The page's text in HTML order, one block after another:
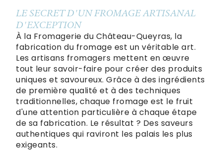
LE SECRET D'UN FROMAGE ARTISANAL
D'EXCEPTION
À la Fromagerie du Château-Queyras, la
fabrication du fromage est un véritable art.
Les artisans fromagers mettent en œuvre
tout leur savoir-faire pour créer des produits
uniques et savoureux. Grâce à des ingrédients
de première qualité et à des techniques
traditionnelles, chaque fromage est le fruit
d'une attention particulière à chaque étape
de sa fabrication. Le résultat ? Des saveurs
authentiques qui raviront les palais les plus
exigeants.